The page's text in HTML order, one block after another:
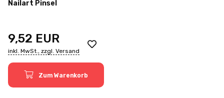
Nailart Pinsel
9,52 EUR
inkl. MwSt., zzgl. Versand
Zum Warenkorb